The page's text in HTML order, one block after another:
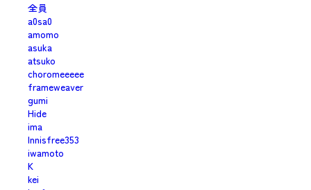
全員
a0sa0
amomo
asuka
atsuko
choromeeeee
frameweaver
gumi
Hide
ima
Innisfree353
iwamoto
K
kei